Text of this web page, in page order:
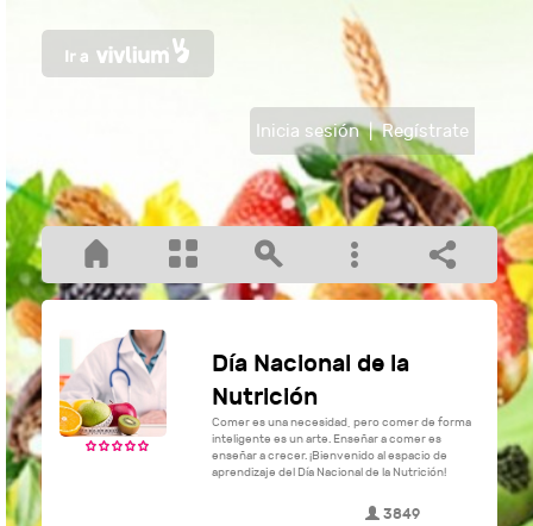
Inicia sesión | Regístrate
Día Nacional de la
Nutrición
Comer es una necesidad, pero comer de forma
inteligente es un arte. Enseñar a comer es
enseñar a crecer. ¡Bienvenido al espacio de
aprendizaje del Día Nacional de la Nutrición!
3849